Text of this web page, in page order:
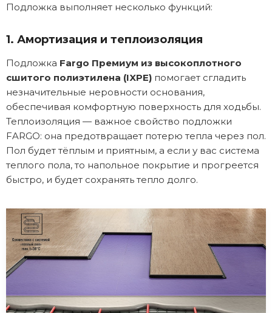
Подложка выполняет несколько функций:
1. Амортизация и теплоизоляция
Подложка Fargo Премиум из высокоплотного
сшитого полиэтилена (IXPE) помогает сгладить
незначительные неровности основания,
обеспечивая комфортную поверхность для ходьбы.
Теплоизоляция — важное свойство подложки
FARGO: она предотвращает потерю тепла через пол.
Пол будет тёплым и приятным, а если у вас система
теплого пола, то напольное покрытие и прогреется
быстро, и будет сохранять тепло долго.